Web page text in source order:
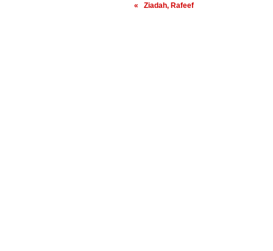
« Ziadah, Rafeef